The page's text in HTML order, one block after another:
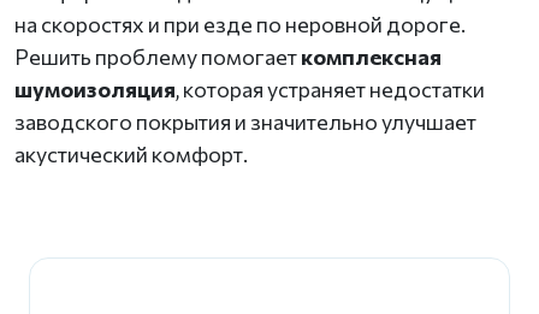
на скоростях и при езде по неровной дороге.
Решить проблему помогаеткомплексная
шумоизоляция, которая устраняет недостатки
заводского покрытия и значительно улучшает
акустический комфорт.